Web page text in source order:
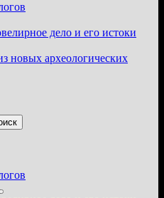
дело и его истоки
новых археологических